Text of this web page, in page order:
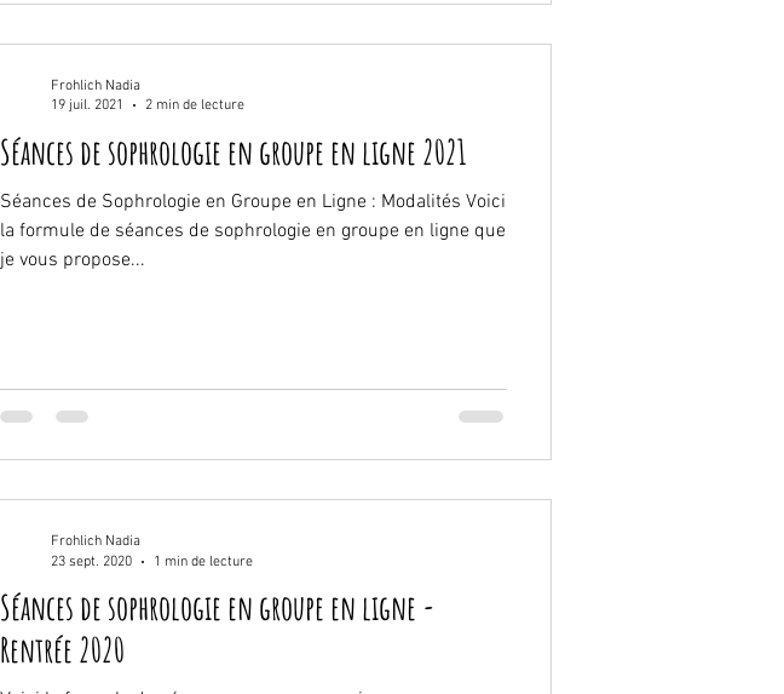
Séances de sophrologie en groupe en ligne 2021
Séances de Sophrologie en Groupe en Ligne : Modalités Voici
la formule de séances de sophrologie en groupe en ligne que
je vous propose...
Frohlich Nadia
19 juil. 2021
2 min de lecture
Séances de sophrologie en groupe en ligne -
Rentrée 2020
Frohlich Nadia
23 sept. 2020
1 min de lecture